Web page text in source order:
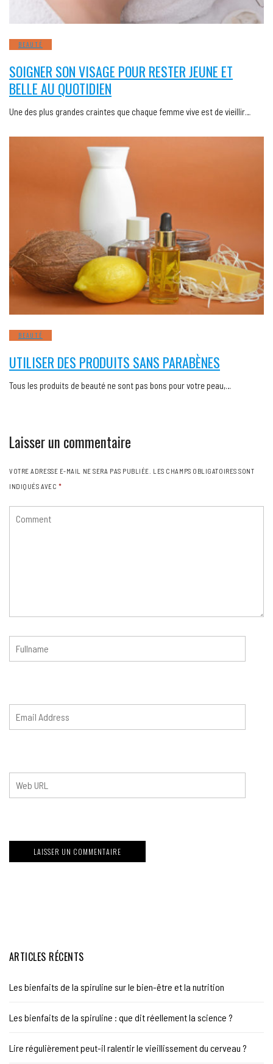
BEAUTÉ
SOIGNER SON VISAGE POUR RESTER JEUNE ET
BELLE AU QUOTIDIEN
Une des plus grandes craintes que chaque femme vive est de vieillir…
BEAUTÉ
UTILISER DES PRODUITS SANS PARABÈNES
Tous les produits de beauté ne sont pas bons pour votre peau,…
Laisser un commentaire
VOTRE ADRESSE E-MAIL NE SERA PAS PUBLIÉE.
LES CHAMPS OBLIGATOIRES SONT
INDIQUÉS AVEC *
ARTICLES RÉCENTS
Les bienfaits de la spiruline sur le bien-être et la nutrition
Les bienfaits de la spiruline : que dit réellement la science ?
Lire régulièrement peut-il ralentir le vieillissement du cerveau ?